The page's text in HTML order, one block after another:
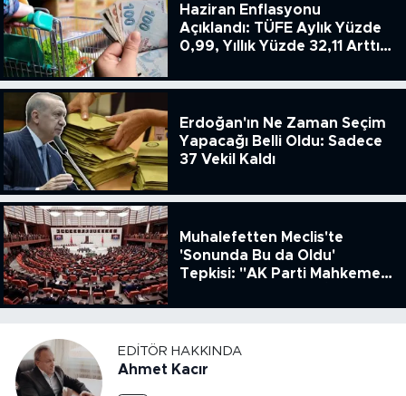
Haziran Enflasyonu
Açıklandı: TÜFE Aylık Yüzde
0,99, Yıllık Yüzde 32,11 Arttı,
51.49
Erdoğan'ın Ne Zaman Seçim
Yapacağı Belli Oldu: Sadece
37 Vekil Kaldı
Muhalefetten Meclis'te
'Sonunda Bu da Oldu'
Tepkisi: "AK Parti Mahkeme
Kanun Çıkardı"
EDITÖR HAKKINDA
Ahmet Kacır